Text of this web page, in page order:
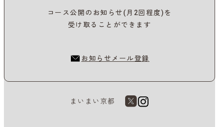
コース公開のお知らせ(月2回程度)を
受け取ることができます
お知らせメール登録
まいまい京都